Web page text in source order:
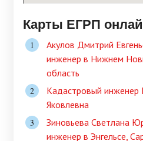
Карты ЕГРП
Акулов Дмитрий
инженер в Нижнем
область
Кадастровый инженер
Яковлевна
Зиновьева Светлана
инженер в Энгельсе,